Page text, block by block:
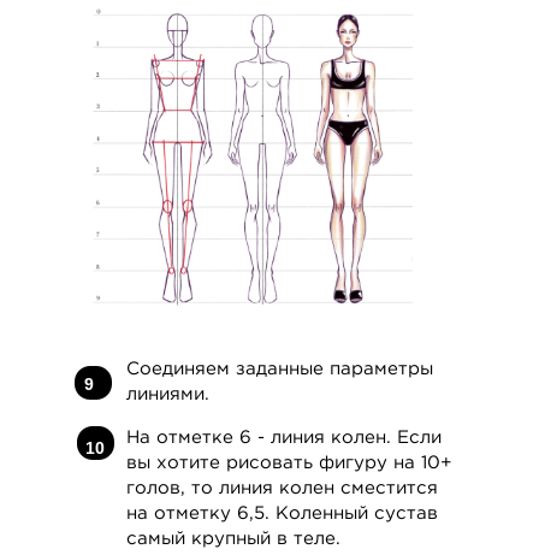
[11 VIDEO CLASSES]
SECTION 6. MEN'S FIGURET
VIEW DETAILS
На отметке 6 - линия колен. Если
вы хотите рисовать фигуру на 10+
голов, то линия колен сместится
на отметку 6,5. Коленный сустав
самый крупный в теле.
10
9
Cоединяем заданные параметры
линиями.